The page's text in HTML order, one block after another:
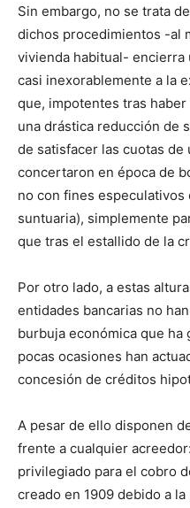
Sin embargo, no se trata
dichos procedimientos -al
vivienda habitual- encierra
casi inexorablemente a la
que, impotentes tras
una drástica reducción de
de satisfacer las cuotas de
concertaron en época de
no con fines
suntuaria), simplemente
que tras el estallido de la
Por otro lado, a estas
entidades bancarias no
burbuja económica que ha
pocas ocasiones han
concesión de créditos
A pesar de ello disponen
frente a cualquier
privilegiado para el cobro
creado en 1909 debido a